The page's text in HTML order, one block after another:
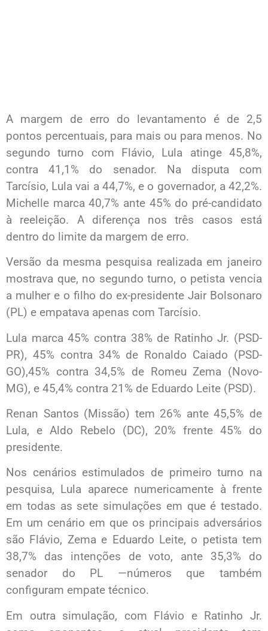
A margem de erro do levantamento é de 2,5
pontos percentuais, para mais ou para menos. No
segundo turno com Flávio, Lula atinge 45,8%,
contra 41,1% do senador. Na disputa com
Tarcísio, Lula vai a 44,7%, e o governador, a 42,2%.
Michelle marca 40,7% ante 45% do pré-candidato
à reeleição. A diferença nos três casos está
dentro do limite da margem de erro.
Versão da mesma pesquisa realizada em janeiro
mostrava que, no segundo turno, o petista vencia
a mulher e o filho do ex-presidente Jair Bolsonaro
(PL) e empatava apenas com Tarcísio.
Lula marca 45% contra 38% de Ratinho Jr. (PSD-
PR), 45% contra 34% de Ronaldo Caiado (PSD-
GO),45% contra 34,5% de Romeu Zema (Novo-
MG), e 45,4% contra 21% de Eduardo Leite (PSD).
Renan Santos (Missão) tem 26% ante 45,5% de
Lula, e Aldo Rebelo (DC), 20% frente 45% do
presidente.
Nos cenários estimulados de primeiro turno na
pesquisa, Lula aparece numericamente à frente
em todas as sete simulações em que é testado.
Em um cenário em que os principais adversários
são Flávio, Zema e Eduardo Leite, o petista tem
38,7% das intenções de voto, ante 35,3% do
senador do PL —números que também
configuram empate técnico.
Em outra simulação, com Flávio e Ratinho Jr.